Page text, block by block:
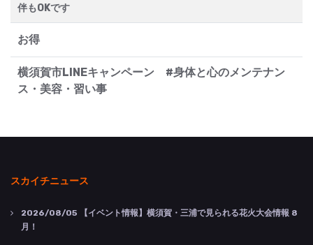
伴もOKです
お得
横須賀市LINEキャンペーン #身体と心のメンテナン
ス・美容・習い事
スカイチニュース
2026/08/05 【イベント情報】横須賀・三浦で見られる花火大会情報 8
月！